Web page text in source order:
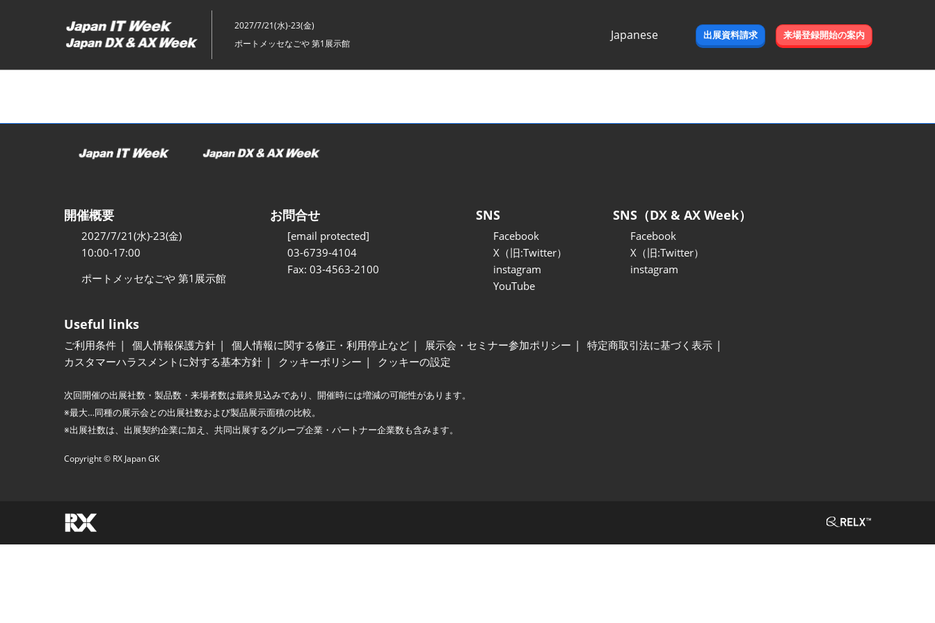
キ
ッ
2027/7/21(水)-23(金)
ポートメッセなごや 第1展示館
Japanese
出展資料請求 来場登録開始の案内
開催概要
2027/7/21(水)-23(金)
10:00-17:00
ポートメッセなごや 第1展示館
お問合せ
[email protected]
03-6739-4104
Fax: 03-4563-2100
SNS
Facebook
X（旧:Twitter）
instagram
YouTube
SNS（DX & AX Week）
Facebook
X（旧:Twitter）
instagram
Useful links
ご利用条件 個人情報保護方針 個人情報に関する修正・利用停止など 展示会・セミナー参加ポリシー
特定商取引法に基づく表示
カスタマーハラスメントに対する基本方針
クッキーポリシー クッキーの設定
次回開催の出展社数・製品数・来場者数は最終見込みであり、開催時には増減の可能性があります。
※最大…同種の展示会との出展社数および製品展示面積の比較。
※出展社数は、出展契約企業に加え、共同出展するグループ企業・パートナー企業数も含みます。
Copyright © RX Japan GK